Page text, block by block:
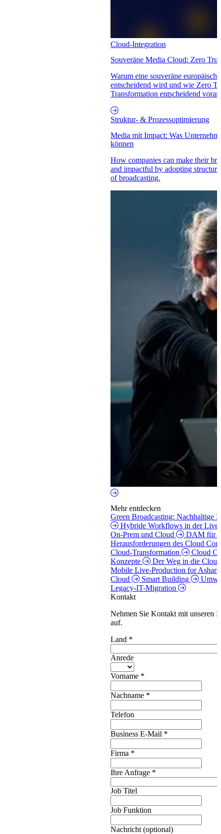
Cloud-Integration
Souveräne Media Cloud: Zero
Warum eine souveräne
entscheidend wird und wie Zero
Transformation entscheidend
Struktur- & Prozessoptimierung
Media mit Impact: Was
können
How companies can make their
and impactful by adopting
of broadcasting.
Mehr entdecken
Green Broadcasting: Nachhaltige
Hybride Workflows in der
On-Prem und Cloud
DAM für
Herausforderungen des Cloud
Cloud-Transformation
Cloud
Konzepte
Der Weg in die
Mobile Live-Production for
Cloud
Smart Building
Legacy-IT-Migration
Kontakt
Nehmen Sie Kontakt mit unseren
auf.
Land *
Anrede
Vorname *
Nachname *
Telefon
Business E-Mail *
Firma *
Ihre Anfrage *
Job Titel
Job Funktion
Nachricht (optional)